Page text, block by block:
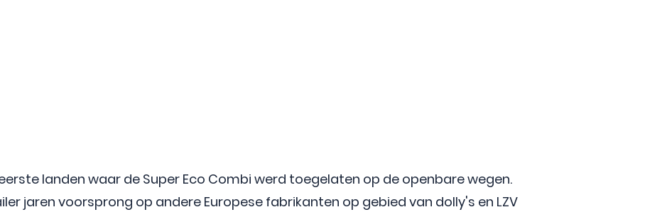
landen waar de Super Eco Combi werd toegelaten op de openbare wegen.
jaren voorsprong op andere Europese fabrikanten op gebied van dolly's en LZV